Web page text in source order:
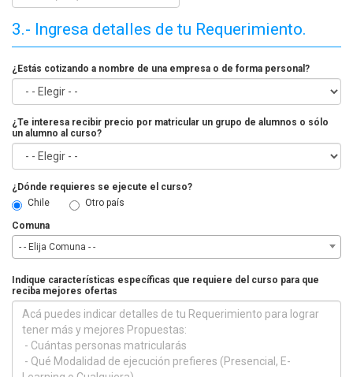
3.- Ingresa detalles de tu Requerimiento.
¿Estás cotizando a nombre de una empresa o de forma personal?
¿Te interesa recibir precio por matricular un grupo de alumnos o sólo
un alumno al curso?
¿Dónde requieres se ejecute el curso?
Chile
Otro país
Comuna
- - Elija Comuna - -
Indique características específicas que requiere del curso para que
reciba mejores ofertas